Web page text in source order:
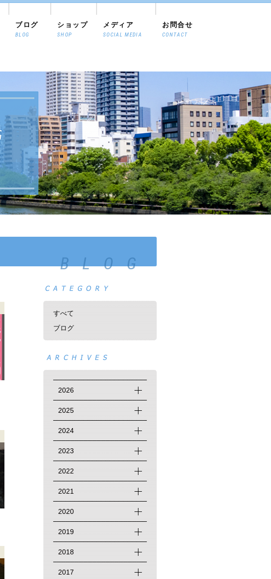
ブログ
BLOG
ショップ
SHOP
メディア
SOCIAL MEDIA
お問合せ
CONTACT
BLOG
すべて
ブログ
2026
2025
2024
2023
2022
2021
2020
2019
2018
2017